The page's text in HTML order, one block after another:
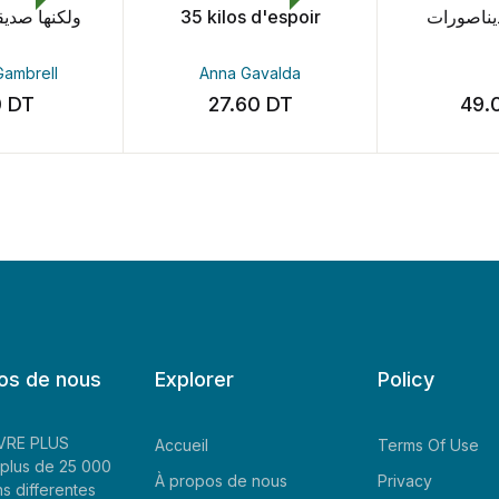
DT
اصدقائي الديناصورات
49.00DT
POP
de nous
PLUS
de 25 000
differentes
Explorer
Accueil
À propos de nous
Policy
Terms Of Use
Privacy